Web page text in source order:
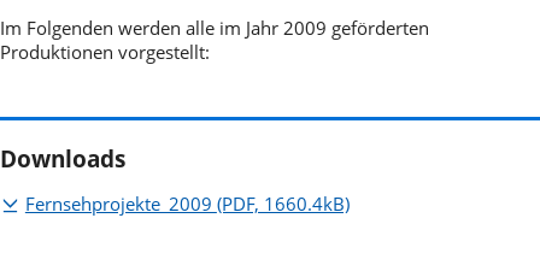
Im Folgenden werden alle im Jahr 2009 geförderten
Produktionen vorgestellt:
Downloads
Fernsehprojekte_2009 (PDF, 1660.4kB)